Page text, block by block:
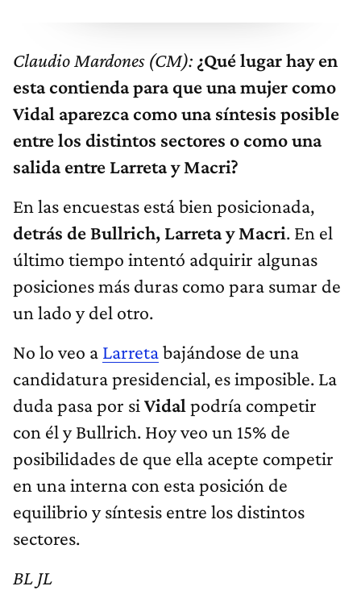
Claudio Mardones (CM): ¿Qué lugar hay en
esta contienda para que una mujer como
Vidal aparezca como una síntesis posible
entre los distintos sectores o como una
salida entre Larreta y Macri?
En las encuestas está bien posicionada,
detrás de Bullrich, Larreta y Macri. En el
último tiempo intentó adquirir algunas
posiciones más duras como para sumar de
un lado y del otro.
No lo veo a Larretabajándose de una
candidatura presidencial, es imposible. La
duda pasa por si Vidal podría competir
con él y Bullrich. Hoy veo un 15% de
posibilidades de que ella acepte competir
en una interna con esta posición de
equilibrio y síntesis entre los distintos
sectores.
BL JL